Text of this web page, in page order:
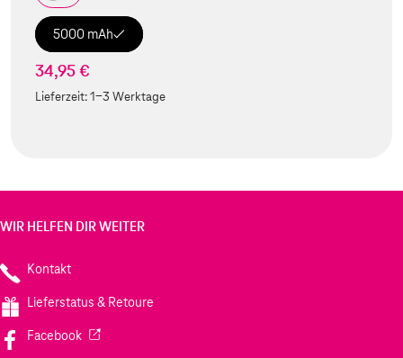
5000 mAh
34,95 €
Lieferzeit:1-3 Werktage
WIR HELFEN DIR WEITER
Kontakt
Lieferstatus & Retoure
Facebook(Wird in einem neuen Tab geöffnet)